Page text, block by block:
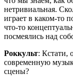
нетривиальная.
играет в каком-то
что-то
посмеялись над
Роккульт: Кстати,
современную
сцены?